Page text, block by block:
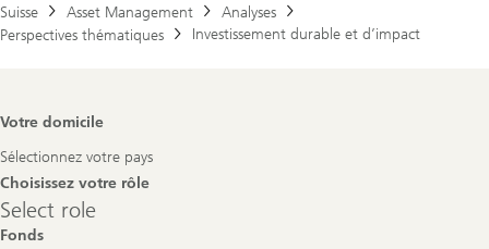
Suisse
Asset Management
Analyses
Perspectives thématiques
Investissement durable et d’impact
Footer
Votre domicile
Sélectionnez votre pays
Choisissez votre rôle
Select
role
Select role
Fonds